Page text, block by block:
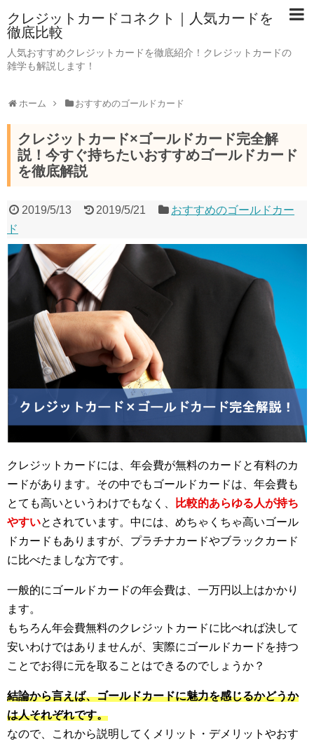
クレジットカードコネクト｜人気カードを
徹底比較
人気おすすめクレジットカードを徹底紹介！クレジットカードの
雑学も解説します！
ホーム おすすめのゴールドカード
クレジットカード×ゴールドカード完全解
説！今すぐ持ちたいおすすめゴールドカード
を徹底解説
2019/5/13 2019/5/21
おすすめのゴールドカー
ド
クレジットカードには、年会費が無料のカードと有料のカ
ードがあります。その中でもゴールドカードは、年会費も
とても高いというわけでもなく、
比較的あらゆる人が持ち
やすいとされています。中には、めちゃくちゃ高いゴール
ドカードもありますが、プラチナカードやブラックカード
に比べたましな方です。
一般的にゴールドカードの年会費は、一万円以上はかかり
ます。
もちろん年会費無料のクレジットカードに比べれば決して
安いわけではありませんが、実際にゴールドカードを持つ
ことでお得に元を取ることはできるのでしょうか？
結論から言えば、ゴールドカードに魅力を感じるかどうか
は人それぞれです。
なので、これから説明してくメリット・デメリットやおす